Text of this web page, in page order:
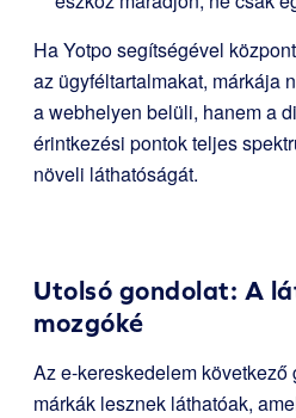
Ha Yotpo segítségével
az ügyféltartalmakat, márkája
a webhelyen belüli, hanem a
érintkezési pontok teljes
növeli láthatóságát.
Utolsó gondolat: A
mozgóké
Az e-kereskedelem
márkák lesznek láthatóak,